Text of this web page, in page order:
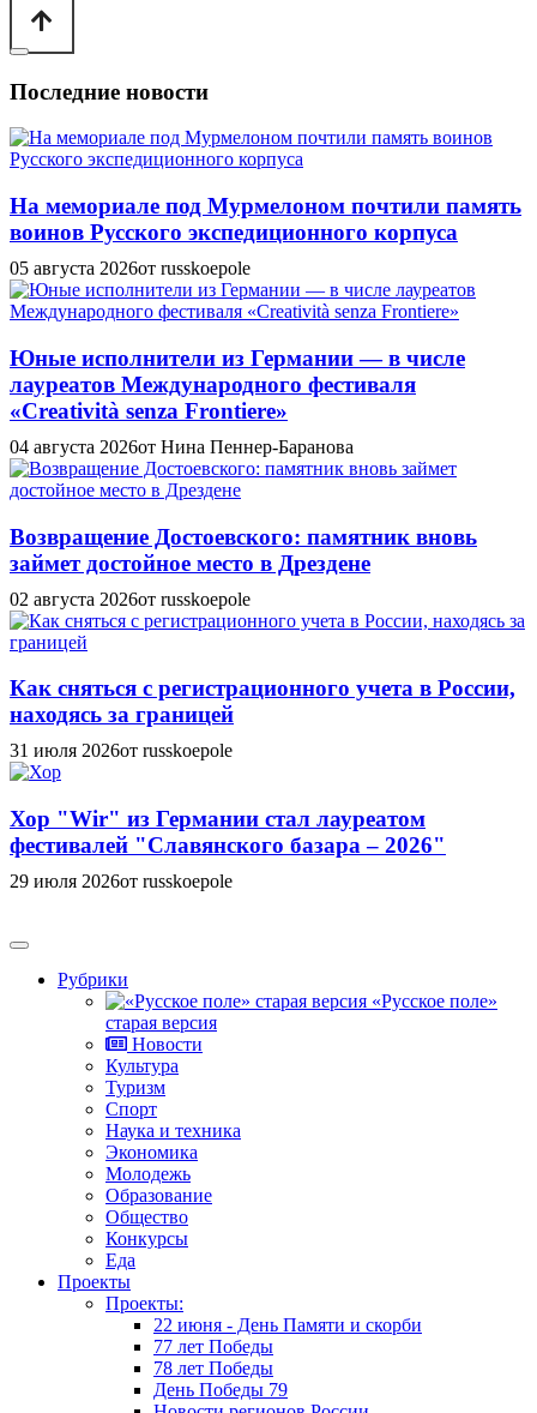
Последние новости
На мемориале под Мурмелоном почтили память
воинов Русского экспедиционного корпуса
05 августа 2026от russkoepole
Юные исполнители из Германии — в числе
лауреатов Международного фестиваля
«Creatività senza Frontiere»
04 августа 2026от Нина Пеннер-Баранова
Возвращение Достоевского: памятник вновь
займет достойное место в Дрездене
02 августа 2026от russkoepole
Как сняться с регистрационного учета в России,
находясь за границей
31 июля 2026от russkoepole
Хор "Wir" из Германии стал лауреатом
фестивалей "Славянского базара – 2026"
29 июля 2026от russkoepole
Рубрики
«Русское поле»
старая версия
Новости
Культура
Туризм
Спорт
Наука и техника
Экономика
Молодежь
Образование
Общество
Конкурсы
Еда
Проекты
Проекты:
22 июня - День Памяти и скорби
77 лет Победы
78 лет Победы
День Победы 79